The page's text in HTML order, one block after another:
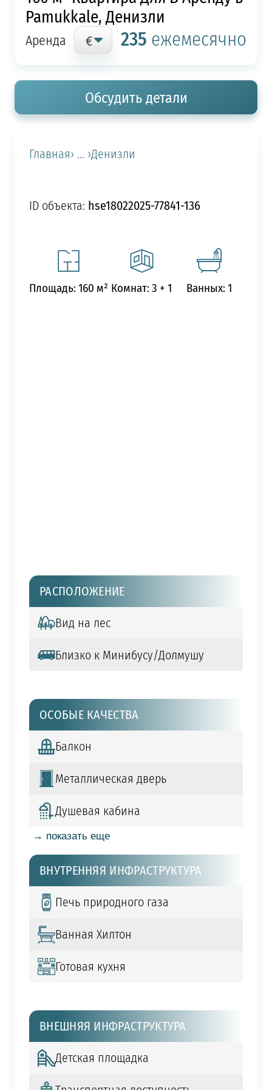
Pamukkale, Денизли
Аренда 235 ежемесячно
Обсудить детали
Главная› ... ›Денизли
ID объекта: hse18022025-77841-136
Площадь: 160 м² Комнат: 3 + 1 Ванных: 1
РАСПОЛОЖЕНИЕ
Вид на лес
Близко к Минибусу/Долмушу
ОСОБЫЕ КАЧЕСТВА
Балкон
Металлическая дверь
Душевая кабина
→ показать еще
ВНУТРЕННЯЯ ИНФРАСТРУКТУРА
Печь природного газа
Ванная Хилтон
Готовая кухня
ВНЕШНЯЯ ИНФРАСТРУКТУРА
Детская площадка